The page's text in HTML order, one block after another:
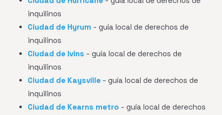
inquilinos
Ciudad de Hyrum - guía local de derechos de
inquilinos
Ciudad de Ivins - guía local de derechos de
inquilinos
Ciudad de Kaysville - guía local de derechos de
inquilinos
Ciudad de Kearns metro - guía local de derechos